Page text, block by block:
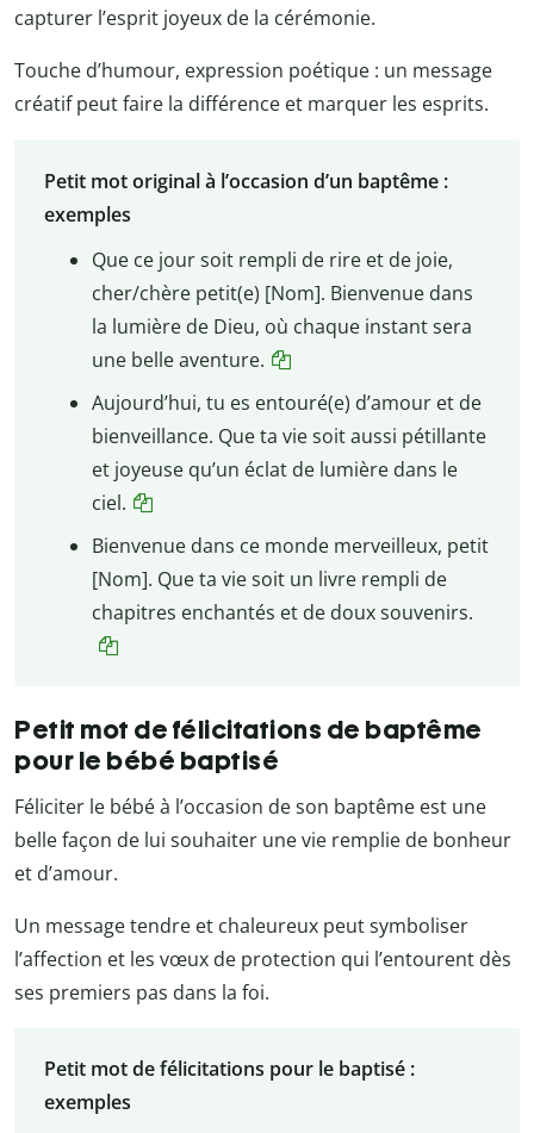
capturer l’esprit joyeux de la cérémonie.
Touche d’humour, expression poétique : un message
créatif peut faire la différence et marquer les esprits.
Petit mot original à l’occasion d’un baptême :
exemples
Que ce jour soit rempli de rire et de joie,
cher/chère petit(e) [Nom]. Bienvenue dans
la lumière de Dieu, où chaque instant sera
une belle aventure.
Aujourd’hui, tu es entouré(e) d’amour et de
bienveillance. Que ta vie soit aussi pétillante
et joyeuse qu’un éclat de lumière dans le
ciel.
Bienvenue dans ce monde merveilleux, petit
[Nom]. Que ta vie soit un livre rempli de
chapitres enchantés et de doux souvenirs.
Petit mot de félicitations de baptême
pour le bébé baptisé
Féliciter le bébé à l’occasion de son baptême est une
belle façon de lui souhaiter une vie remplie de bonheur
et d’amour.
Un message tendre et chaleureux peut symboliser
l’affection et les vœux de protection qui l’entourent dès
ses premiers pas dans la foi.
Petit mot de félicitations pour le baptisé :
exemples